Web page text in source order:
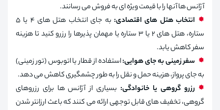
آژانس ها آنها را با قیمت ویژه ای به فروش می رسانند.
انتخاب هتل های اقتصادی:
به جای انتخاب هتل های ۴ یا ۵
ستاره، هتل های ۲ یا ۳ ستاره یا مهمان پذیرها را رزرو کنید تا هزینه
سفر کاهش یابد.
سفر زمینی به جای هوایی:استفاده از قطار یا اتوبوس (تور زمینی)
به جای پرواز، هزینه حمل و نقل را به طور چشمگیری کاهش می دهد.
رزرو گروهی یا خانوادگی: بسیاری از آژانس ها برای رزروهای
گروهی، تخفیف های قابل توجهی ارائه می کنند که باعث ارزانتر شدن